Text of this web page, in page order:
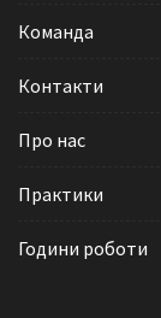
Команда
Контакти
Про нас
Практики
Години роботи